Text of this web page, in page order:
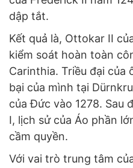
dập tắt.
Kết quả là, Ottokar II
kiểm soát hoàn toàn
Carinthia. Triều đại
bại của mình tại
của Đức vào 1278. Sau
I, lịch sử của Áo phần
cầm quyền.
Với vai trò trung tâm